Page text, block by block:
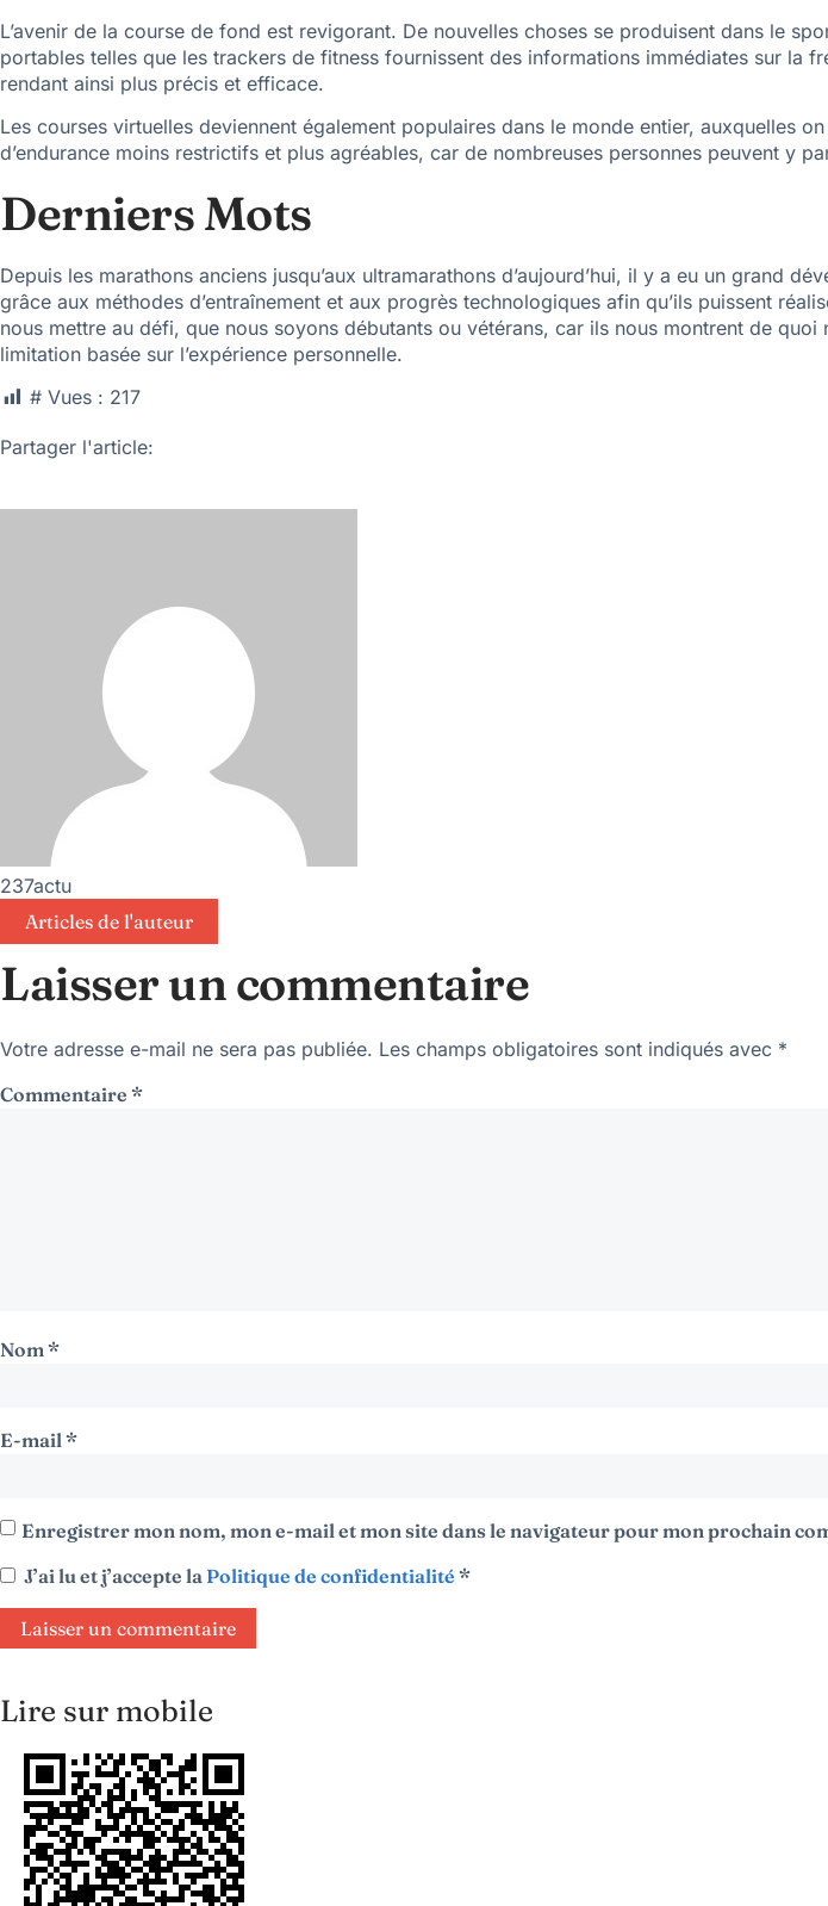
L’avenir de la course de fond est revigorant. De nouvelles choses se produisent dans le
portables telles que les trackers de fitness fournissent des informations immédiates sur la
rendant ainsi plus précis et efficace.
Les courses virtuelles deviennent également populaires dans le monde entier, auxquelles
d’endurance moins restrictifs et plus agréables, car de nombreuses personnes peuvent y
Derniers Mots
Depuis les marathons anciens jusqu’aux ultramarathons d’aujourd’hui, il y a eu un grand
grâce aux méthodes d’entraînement et aux progrès technologiques afin qu’ils puissent
nous mettre au défi, que nous soyons débutants ou vétérans, car ils nous montrent de
limitation basée sur l’expérience personnelle.
# Vues : 217
Partager l'article:
237actu
Articles de l'auteur
Laisser un commentaire
Votre adresse e-mail ne sera pas publiée. Les champs obligatoires sont indiqués avec *
Commentaire *
Nom *
E-mail *
Enregistrer mon nom, mon e-mail et mon site dans le navigateur pour mon prochain
J’ai lu et j’accepte la Politique de confidentialité *
Lire sur mobile